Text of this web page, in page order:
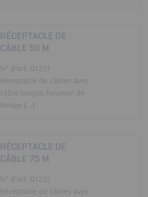
RÉCEPTACLE DE
CÂBLE 50 M
N° d'art. 01231
Réceptacle de câbles avec
câble souple, hauteur de
levage [...]
RÉCEPTACLE DE
CÂBLE 75 M
N° d'art. 01232
Réceptacle de câbles avec